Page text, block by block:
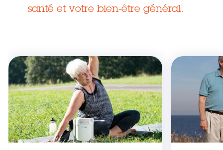
santé et votre bien-être général.
this
section